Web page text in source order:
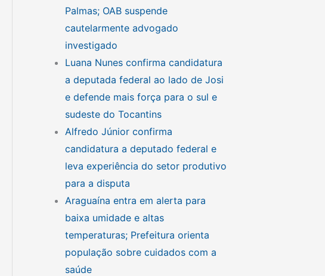
Palmas; OAB suspende
cautelarmente advogado
investigado
Luana Nunes confirma candidatura
a deputada federal ao lado de Josi
e defende mais força para o sul e
sudeste do Tocantins
Alfredo Júnior confirma
candidatura a deputado federal e
leva experiência do setor produtivo
para a disputa
Araguaína entra em alerta para
baixa umidade e altas
temperaturas; Prefeitura orienta
população sobre cuidados com a
saúde